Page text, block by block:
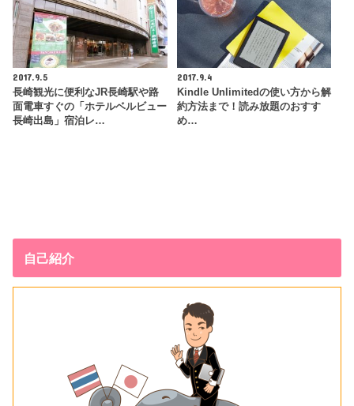
2017.9.5
長崎観光に便利なJR長崎駅や路
面電車すぐの「ホテルベルビュー
長崎出島」宿泊レ…
2017.9.4
Kindle Unlimitedの使い方から解
約方法まで！読み放題のおすす
め…
自己紹介